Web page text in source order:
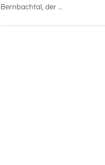
Bernbachtal, der …